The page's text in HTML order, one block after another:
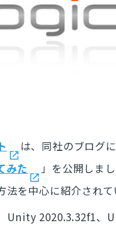
は、同社のブログ
みた
」を公開しま
法を中心に紹介されて
Unity 2020.3.32f1、